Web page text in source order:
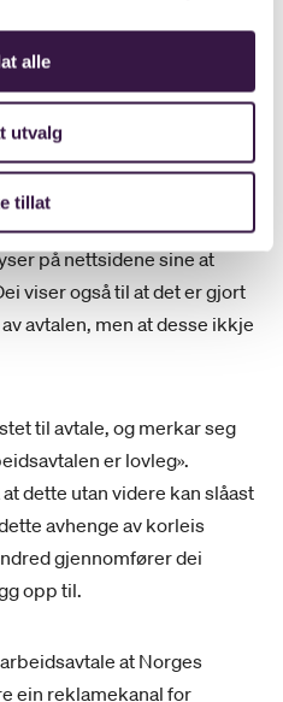
alle
utvalg
tillat
på nettsidene sine at
viser også til at det er gjort
avtalen, men at desse ikkje
til avtale, og merkar seg
er lovleg».
dette utan videre kan slåast
avhenge av korleis
gjennomfører dei
opp til.
at Norges
ein reklamekanal for